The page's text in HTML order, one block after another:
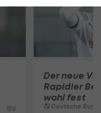
5
Der neue
Rapidler
wohl fest
Deutsche